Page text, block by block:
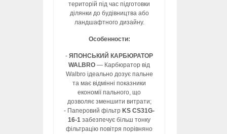
територій під час підготовки
ділянки до будівництва або
ландшафтного дизайну.
Особенности:
-ЯПОНСЬКИЙ КАРБЮРАТОР
WALBRO — Карбюратор від
Walbro ідеально дозує пальне
та має відмінні показники
економії пального, що
дозволяє зменшити витрати;
- Паперовий фільтр KS CS31G-
16-1 забезпечує більш тонку
фільтрацію повітря порівняно